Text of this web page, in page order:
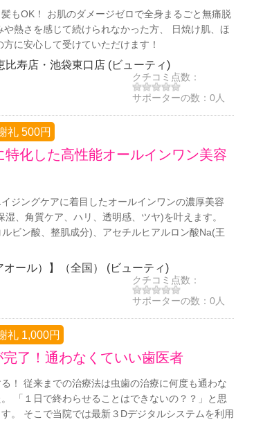
もOK！ お肌のダメージゼロで全身まるごと無痛脱
熱さを感じて続けられなかった方、 日焼け肌、ほ
に安心して受けていただけます！
比寿店・池袋東口店 (ビューティ)
クチコミ点数：
サポーターの数： 0人
礼 500円
特化した高性能オールインワン美容
ジングケアに着目したオールインワンの濃厚美容
、角質ケア、ハリ、透明感、ツヤ)を叶えます。
ビン酸、整肌成分)、アセチルヒアルロン酸Na(王
オール）】（全国） (ビューティ)
クチコミ点数：
サポーターの数： 0人
礼 1,000円
了！通わなくていい歯医者
！ 従来までの治療法は虫歯の治療に何度も通わな
「１日で終わらせることはできないの？？」と思
。 そこで当院では最新３Dデジタルシステムを利用